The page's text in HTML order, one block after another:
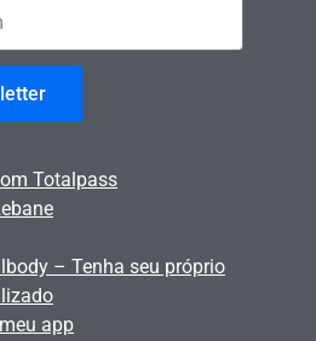
Totalpass
– Tenha seu próprio
app